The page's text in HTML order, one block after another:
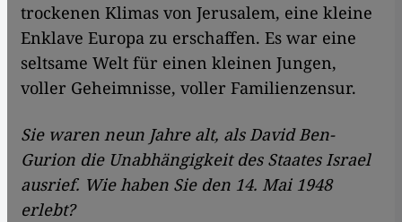
trockenen Klimas von Jerusalem, eine kleine
Enklave Europa zu erschaffen. Es war eine
seltsame Welt für einen kleinen Jungen,
voller Geheimnisse, voller Familienzensur.
Sie waren neun Jahre alt, als David Ben-
Gurion die Unabhängigkeit des Staates Israel
ausrief. Wie haben Sie den 14. Mai 1948
erlebt?